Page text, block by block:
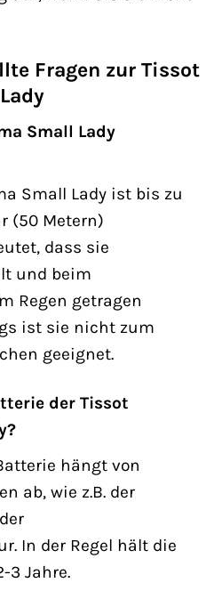
Fragen zur Tissot
Small Lady
Small Lady ist bis zu
(50 Metern)
dass sie
und beim
Regen getragen
ist sie nicht zum
geeignet.
der Tissot
hängt von
ab, wie z.B. der
In der Regel hält die
3 Jahre.